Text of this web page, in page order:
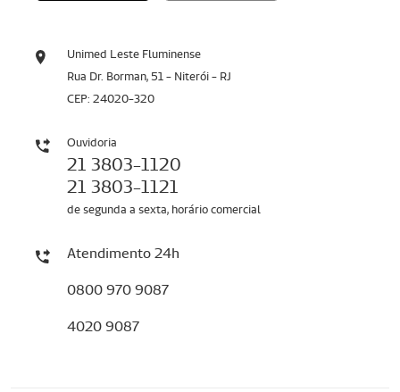
Unimed Leste Fluminense
Rua Dr. Borman, 51 - Niterói - RJ
CEP: 24020-320
Ouvidoria
21 3803-1120
21 3803-1121
de segunda a sexta, horário comercial
Atendimento 24h
0800 970 9087
4020 9087